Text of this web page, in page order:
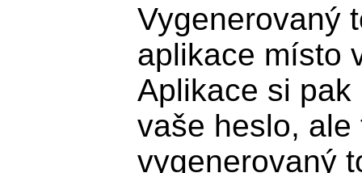
Vygenerovaný
aplikace místo
Aplikace si
vaše heslo,
vygenerovaný